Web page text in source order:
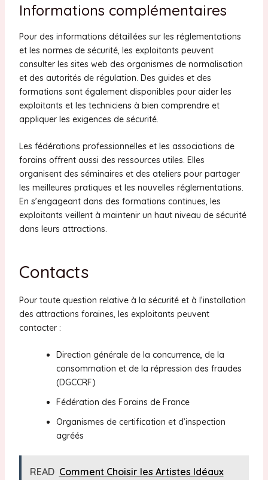
Informations complémentaires
Pour des informations détaillées sur les réglementations
et les normes de sécurité, les exploitants peuvent
consulter les sites web des organismes de normalisation
et des autorités de régulation. Des guides et des
formations sont également disponibles pour aider les
exploitants et les techniciens à bien comprendre et
appliquer les exigences de sécurité.
Les fédérations professionnelles et les associations de
forains offrent aussi des ressources utiles. Elles
organisent des séminaires et des ateliers pour partager
les meilleures pratiques et les nouvelles réglementations.
En s’engageant dans des formations continues, les
exploitants veillent à maintenir un haut niveau de sécurité
dans leurs attractions.
Contacts
Pour toute question relative à la sécurité et à l’installation
des attractions foraines, les exploitants peuvent
contacter :
Direction générale de la concurrence, de la
consommation et de la répression des fraudes
(DGCCRF)
Fédération des Forains de France
Organismes de certification et d’inspection
agréés
READ Comment Choisir les Artistes Idéaux